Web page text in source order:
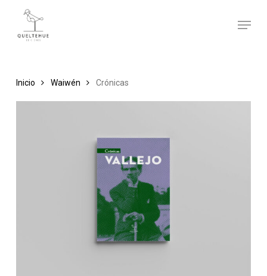
main
Menu
Inicio Waiwén Crónicas